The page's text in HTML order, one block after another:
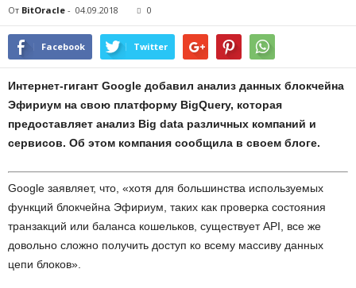
От BitOracle - 04.09.2018 0
Facebook Twitter
Интернет-гигант Google добавил анализ данных блокчейна
Эфириум на свою платформу BigQuery, которая
предоставляет анализ Big data различных компаний и
сервисов. Об этом компания сообщила в своем блоге.
Google заявляет, что, «хотя для большинства используемых
функций блокчейна Эфириум, таких как проверка состояния
транзакций или баланса кошельков, существует API, все же
довольно сложно получить доступ ко всему массиву данных
цепи блоков».